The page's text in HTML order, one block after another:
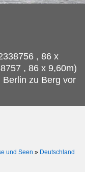
, 86 x
, 86 x 9,60m)
Berlin zu Berg vor
und Seen » Deutschland